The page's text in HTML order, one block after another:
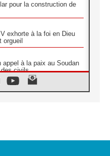
pour la construction de
exhorte à la foi en Dieu
orgueil
appel à la paix au Soudan
civils
Abeba du SCEAM sur